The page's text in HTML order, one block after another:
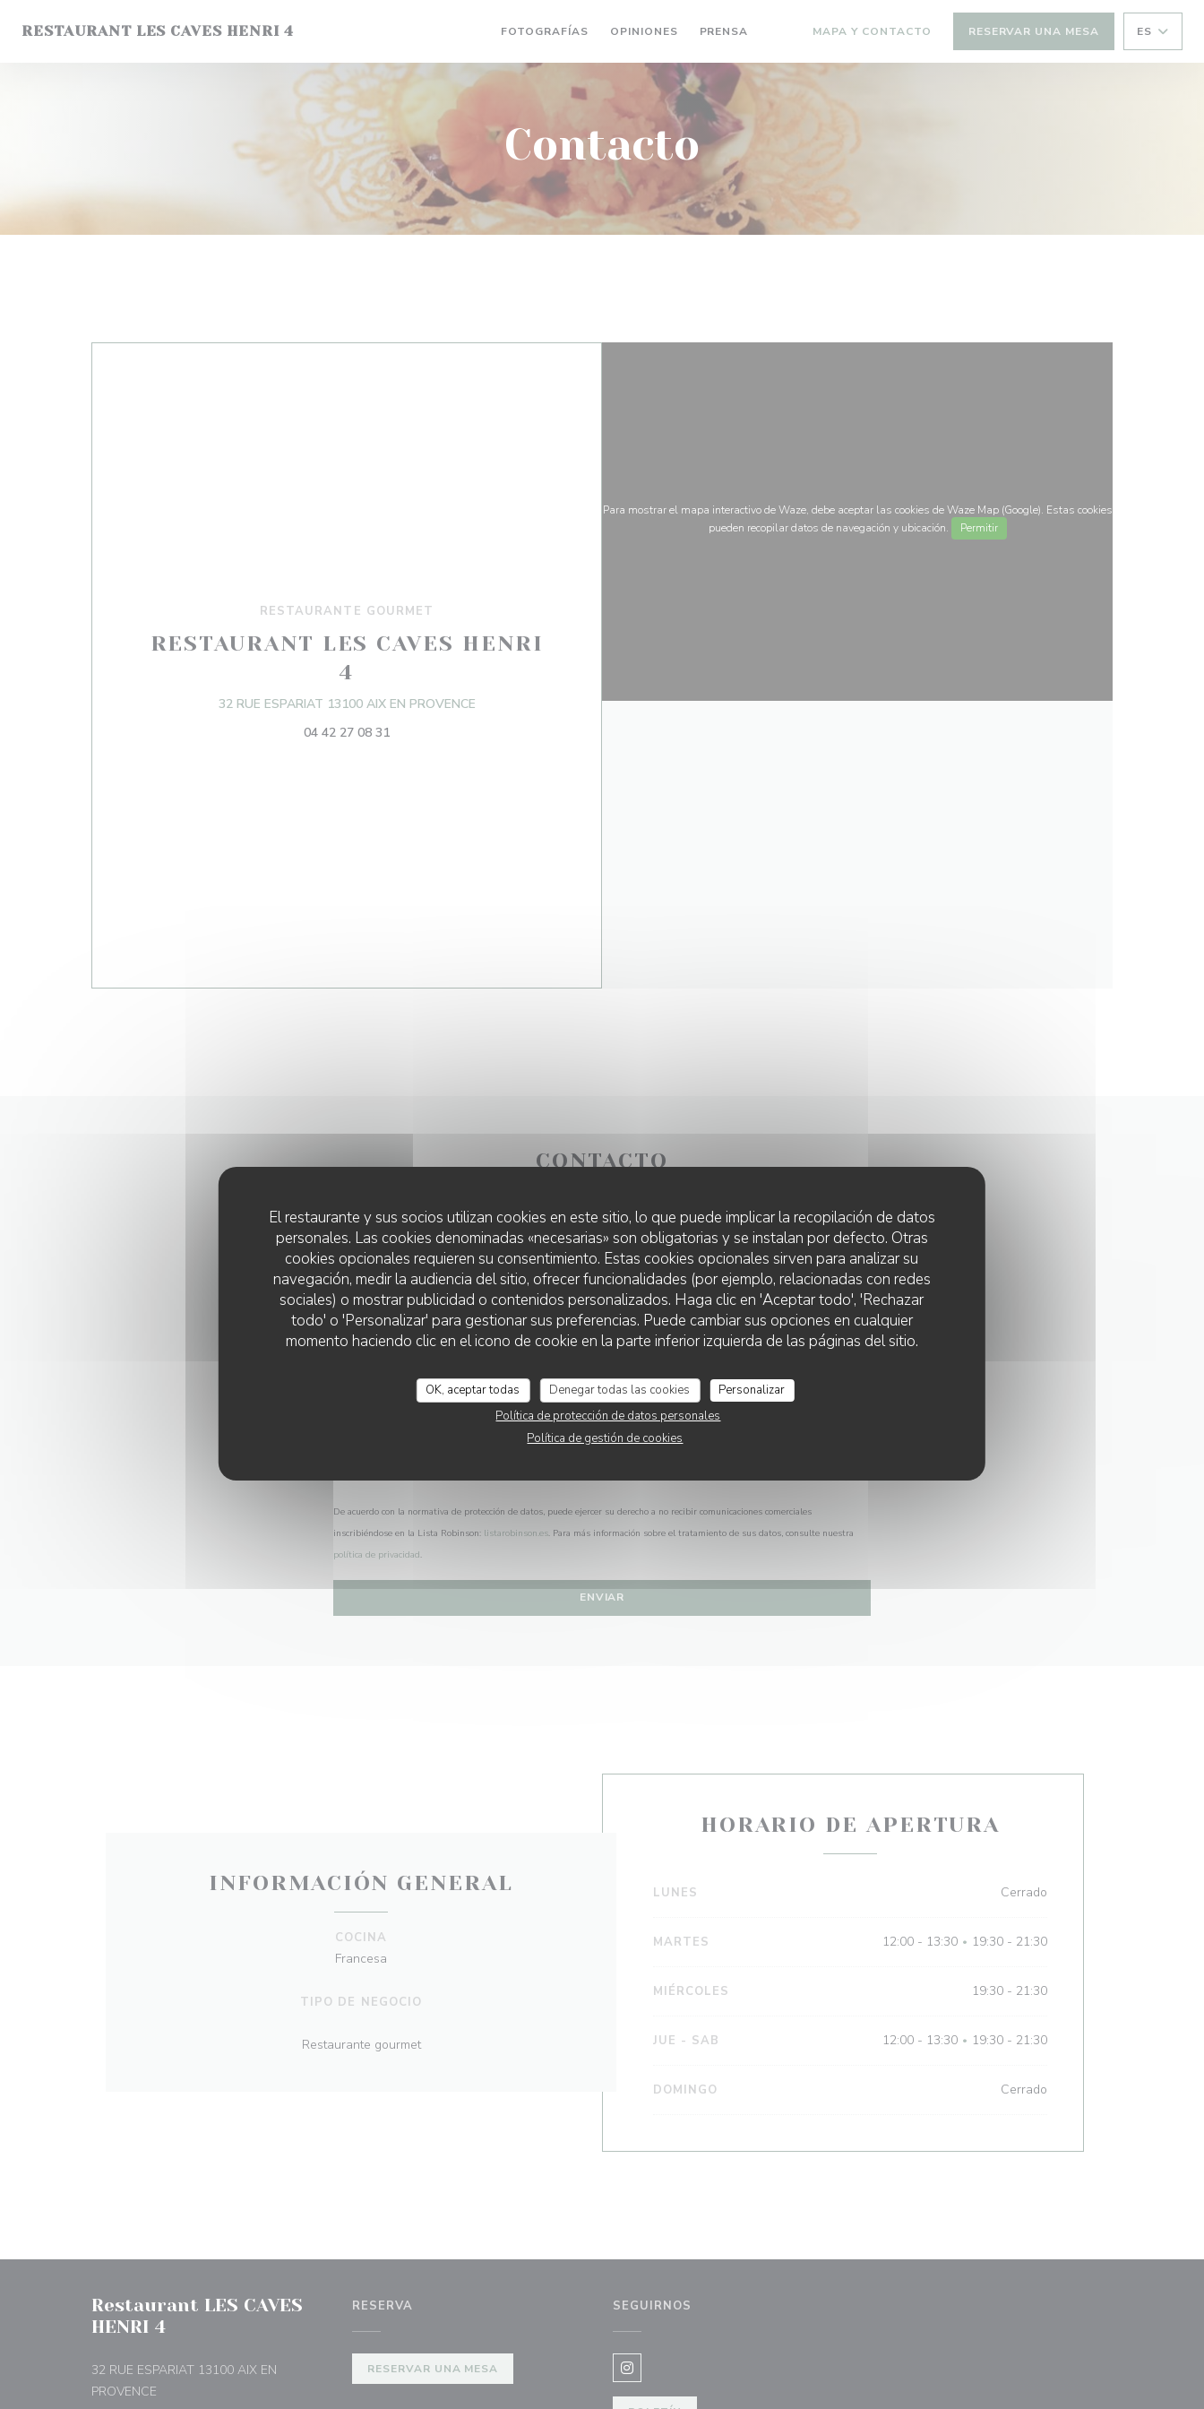
El restaurante y sus socios utilizan cookies en este sitio, lo que puede implicar la recopilación de datos
personales. Las cookies denominadas «necesarias» son obligatorias y se instalan por defecto. Otras
cookies opcionales requieren su consentimiento. Estas cookies opcionales sirven para analizar su
navegación, medir la audiencia del sitio, ofrecer funcionalidades (por ejemplo, relacionadas con redes
sociales) o mostrar publicidad o contenidos personalizados. Haga clic en 'Aceptar todo', 'Rechazar
todo' o 'Personalizar' para gestionar sus preferencias. Puede cambiar sus opciones en cualquier
momento haciendo clic en el icono de cookie en la parte inferior izquierda de las páginas del sitio.
OK, aceptar todas Denegar todas las cookies
Personalizar
Política de protección de datos personales
Política de gestión de cookies
RESTAURANT LES CAVES HENRI 4 FOTOGRAFÍAS OPINIONES PRENSA MAPA Y CONTACTO RESERVAR UNA MESA ES
Contacto
RESTAURANTE GOURMET
RESTAURANT LES CAVES HENRI
4
32 RUE ESPARIAT 13100 AIX EN PROVENCE((abre en una nueva ventana))
04 42 27 08 31
Para mostrar el mapa interactivo de Waze, debe aceptar las cookies de Waze Map (Google). Estas cookies
pueden recopilar datos de navegación y ubicación.
Permitir
CONTACTO
¿Desea ponerse en contacto con nosotros?
Rellene el siguiente formulario.
De acuerdo con la normativa de protección de datos, puede ejercer su derecho a no recibir comunicaciones comerciales
inscribiéndose en la Lista Robinson: listarobinson.es. Para más información sobre el tratamiento de sus datos, consulte nuestra
política de privacidad.
INFORMACIÓN GENERAL
COCINA
Francesa
TIPO DE NEGOCIO
Restaurante gourmet
HORARIO DE APERTURA
LUNES Cerrado
MARTES 12:00 - 13:30 • 19:30 - 21:30
MIÉRCOLES 19:30 - 21:30
JUE - SAB 12:00 - 13:30 • 19:30 - 21:30
DOMINGO Cerrado
Restaurant LES CAVES
HENRI 4
32 RUE ESPARIAT 13100 AIX EN
PROVENCE
RESERVA
RESERVAR UNA MESA
SEGUIRNOS
Instagram ((abre en una nueva ventana))
RESTAURANT LES CAVES HENRI 4